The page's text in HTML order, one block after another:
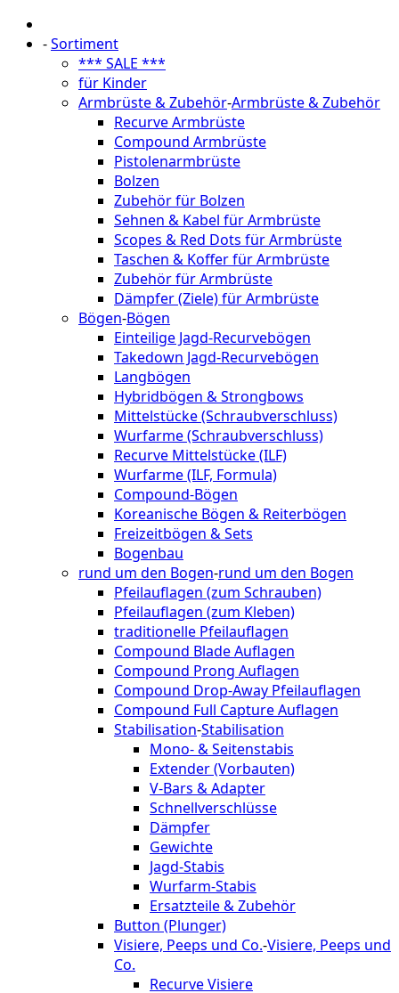
-Sortiment
*** SALE ***
für Kinder
Armbrüste & Zubehör-Armbrüste & Zubehör
Recurve Armbrüste
Compound Armbrüste
Pistolenarmbrüste
Bolzen
Zubehör für Bolzen
Sehnen & Kabel für Armbrüste
Scopes & Red Dots für Armbrüste
Taschen & Koffer für Armbrüste
Zubehör für Armbrüste
Dämpfer (Ziele) für Armbrüste
Bögen-Bögen
Einteilige Jagd-Recurvebögen
Takedown Jagd-Recurvebögen
Langbögen
Hybridbögen & Strongbows
Mittelstücke (Schraubverschluss)
Wurfarme (Schraubverschluss)
Recurve Mittelstücke (ILF)
Wurfarme (ILF, Formula)
Compound-Bögen
Koreanische Bögen & Reiterbögen
Freizeitbögen & Sets
Bogenbau
rund um den Bogen-rund um den Bogen
Pfeilauflagen (zum Schrauben)
Pfeilauflagen (zum Kleben)
traditionelle Pfeilauflagen
Compound Blade Auflagen
Compound Prong Auflagen
Compound Drop-Away Pfeilauflagen
Compound Full Capture Auflagen
Stabilisation-Stabilisation
Mono- & Seitenstabis
Extender (Vorbauten)
V-Bars & Adapter
Schnellverschlüsse
Dämpfer
Gewichte
Jagd-Stabis
Wurfarm-Stabis
Ersatzteile & Zubehör
Button (Plunger)
Visiere, Peeps und Co.-Visiere, Peeps und
Co.
Recurve Visiere